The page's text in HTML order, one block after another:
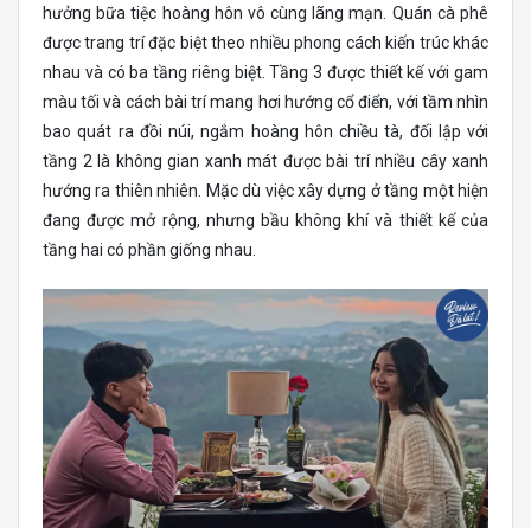
hưởng bữa tiệc hoàng hôn vô cùng lãng mạn. Quán cà phê
được trang trí đặc biệt theo nhiều phong cách kiến trúc khác
nhau và có ba tầng riêng biệt. Tầng 3 được thiết kế với gam
màu tối và cách bài trí mang hơi hướng cổ điển, với tầm nhìn
bao quát ra đồi núi, ngắm hoàng hôn chiều tà, đối lập với
tầng 2 là không gian xanh mát được bài trí nhiều cây xanh
hướng ra thiên nhiên. Mặc dù việc xây dựng ở tầng một hiện
đang được mở rộng, nhưng bầu không khí và thiết kế của
tầng hai có phần giống nhau.